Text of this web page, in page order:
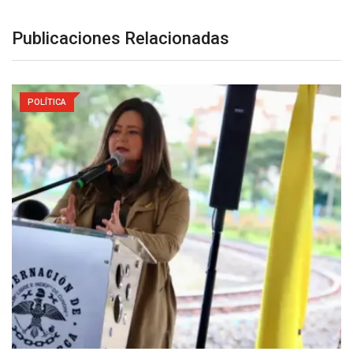
Publicaciones Relacionadas
POLÍTICA